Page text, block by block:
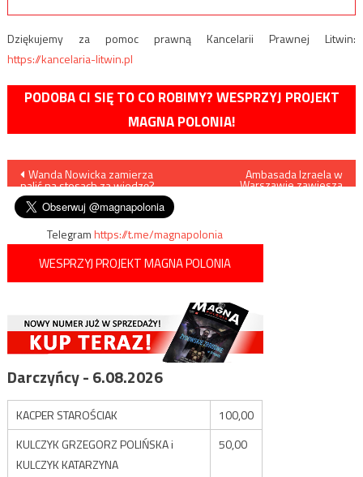
Dziękujemy za pomoc prawną Kancelarii Prawnej Litwin:
https://kancelaria-litwin.pl
PODOBA CI SIĘ TO CO ROBIMY? WESPRZYJ PROJEKT
MAGNA POLONIA!
Nawigacja
wpisu
Wanda Nowicka zamierza
palić na stosach za wiedzę?
Ambasada Izraela w
Warszawie zawiesza
Telegramhttps://t.me/magnapolonia
WESPRZYJ PROJEKT MAGNA POLONIA
Darczyńcy - 6.08.2026
KACPER STAROŚCIAK
100,00
KULCZYK GRZEGORZ POLIŃSKA i
KULCZYK KATARZYNA
50,00